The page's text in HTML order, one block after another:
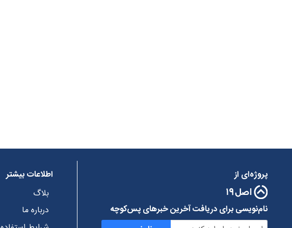
پروژه‌ای از
نام‌نویسی برای دریافت آخرین خبرهای پس‌کوچه
اطلاعات بیشتر
بلاگ
درباره ما